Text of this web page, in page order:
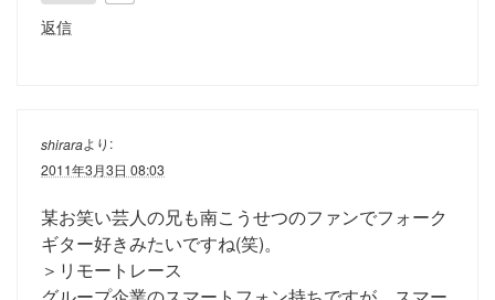
返信
shiraraより:
2011年3月3日 08:03
某お笑い芸人の兄も南こうせつのファンでフォーク
ギター好きみたいですね(笑)。
＞リモートレース